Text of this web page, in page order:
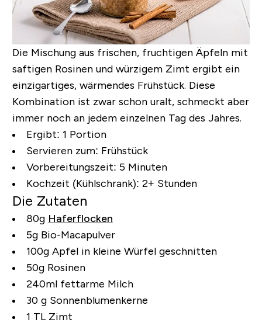
Die Mischung aus frischen, fruchtigen Äpfeln mit
saftigen Rosinen und würzigem Zimt ergibt ein
einzigartiges, wärmendes Frühstück. Diese
Kombination ist zwar schon uralt, schmeckt aber
immer noch an jedem einzelnen Tag des Jahres.
Ergibt: 1 Portion
Servieren zum: Frühstück
Vorbereitungszeit: 5 Minuten
Kochzeit (Kühlschrank): 2+ Stunden
Die Zutaten
80g Haferflocken
5g Bio-Macapulver
100g Apfel in kleine Würfel geschnitten
50g Rosinen
240ml fettarme Milch
30 g Sonnenblumenkerne
1 TL Zimt